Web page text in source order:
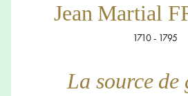
Jean Martial
1710 - 1795
La source de